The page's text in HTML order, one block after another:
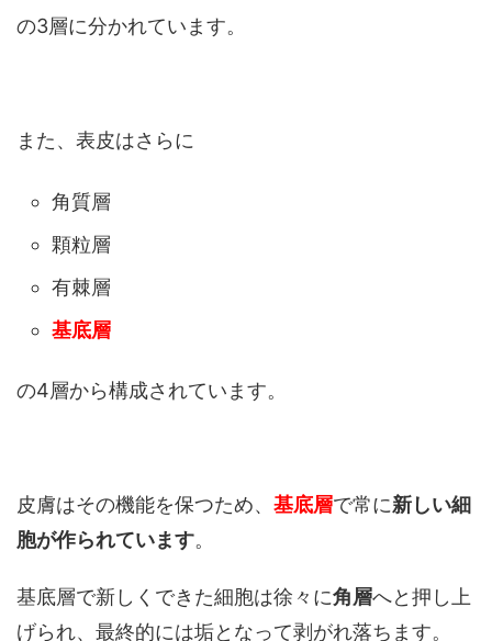
の3層に分かれています。
また、表皮はさらに
角質層
顆粒層
有棘層
基底層
の4層から構成されています。
皮膚はその機能を保つため、 基底層で常に新しい細
胞が作られています。
基底層で新しくできた細胞は徐々に角層へと押し上
げられ、最終的には垢となって剥がれ落ちます。